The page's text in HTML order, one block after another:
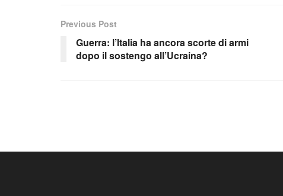
Previous Post
Guerra: l’Italia ha ancora scorte di armi
dopo il sostengo all’Ucraina?